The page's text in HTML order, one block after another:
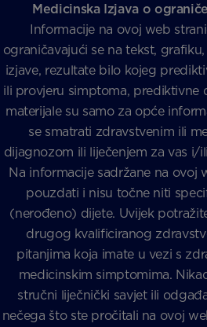
Medicinska Izjava o
Informacije na ovoj web
ograničavajući se na tekst,
izjave, rezultate bilo kojeg
ili provjeru simptoma, prediktivne
materijale su samo za opće
se smatrati zdravstvenim ili
dijagnozom ili liječenjem za vas i/
Na informacije sadržane na ovoj
pouzdati i nisu točne niti
(nerođeno) dijete. Uvijek
drugog kvalificiranog
pitanjima koja imate u vezi s
medicinskim simptomima.
stručni liječnički savjet ili
nečega što ste pročitali na ovoj